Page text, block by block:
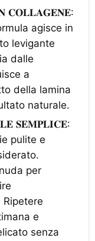
𝐂𝐎𝐋𝐋𝐀𝐆𝐄𝐍𝐄:
agisce in
levigante
dalle
a
della lamina
naturale.
𝐒𝐄𝐌𝐏𝐋𝐈𝐂𝐄:
pulite e
per
e
senza